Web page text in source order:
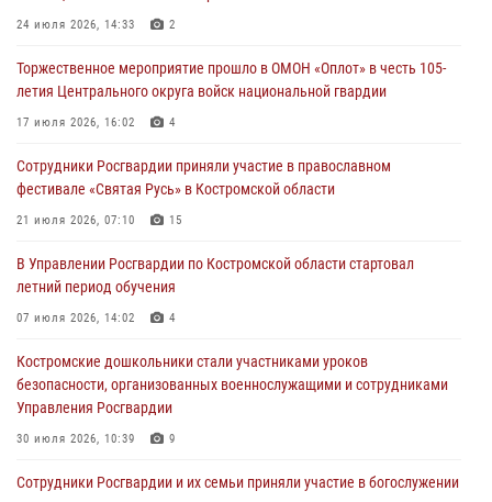
Костромичи активно используют портал «Единых государственных
29 июля 2026, 06:26 1
Cотрудники Росгвардии и их семьи приняли участие в богослужении
28 июля 2026, 06:14 2
Более пятидесяти поступивших сигналов отработали костромские
27 июля 2026, 09:53
«Росгвардия. Вехи истории»: послевоенный опыт войск
27 июля 2026, 07:11
24 июля 2026, 14:33 2
Торжественное мероприятие прошло в ОМОН «Оплот» в честь 105-
летия Центрального округа войск национальной гвардии
17 июля 2026, 16:02 4
Сотрудники Росгвардии приняли участие в православном
фестивале «Святая Русь» в Костромской области
21 июля 2026, 07:10 15
В Управлении Росгвардии по Костромской области стартовал
летний период обучения
07 июля 2026, 14:02 4
Костромские дошкольники стали участниками уроков
безопасности, организованных военнослужащими и сотрудниками
Управления Росгвардии
30 июля 2026, 10:39 9
Cотрудники Росгвардии и их семьи приняли участие в богослужении